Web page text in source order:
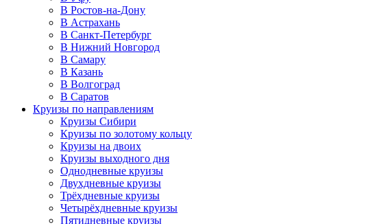
В Ростов-на-Дону
В Астрахань
В Санкт-Петербург
В Нижний Новгород
В Самару
В Казань
В Волгоград
В Саратов
Круизы по направлениям
Круизы Сибири
Круизы по золотому кольцу
Круизы на двоих
Круизы выходного дня
Однодневные круизы
Двухдневные круизы
Трёхдневные круизы
Четырёхдневные круизы
Пятидневные круизы